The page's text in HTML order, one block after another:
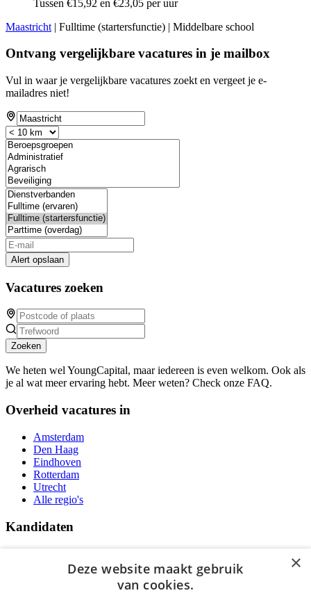
Tussen €15,92 en €23,05 per uur
Maastricht | Fulltime (startersfunctie) | Middelbare school
Ontvang vergelijkbare vacatures in je mailbox
Vul in waar je vergelijkbare vacatures zoekt en vergeet je e-
mailadres niet!
Alert opslaan
Vacatures zoeken
Zoeken
We heten wel YoungCapital, maar iedereen is even welkom. Ook als
je al wat meer ervaring hebt. Meer weten? Check onze FAQ.
Overheid vacatures in
Amsterdam
Den Haag
Eindhoven
Rotterdam
Utrecht
Alle regio's
Kandidaten
Vacatures
×
Deze website maakt gebruik
van cookies.